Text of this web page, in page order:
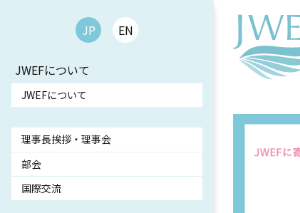
JP EN
JWEFについて
JWEFについて
理事長挨拶・理事会
部会
国際交流